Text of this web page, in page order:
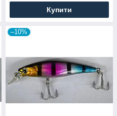
Купити
–10%